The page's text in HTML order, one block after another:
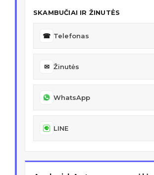
SKAMBUČIAI IR ŽINUTĖS
☎ Telefonas
✉ Žinutės
WhatsApp
LINE